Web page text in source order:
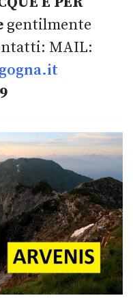
gentilmente
MAIL: